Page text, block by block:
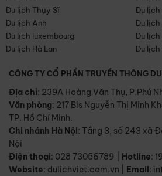
Du lịch Thụy Sĩ
Du lịch
Du lịch Anh
Du
Du lịch luxembourg
Du lịch
Du lịch Hà Lan
Du lịch
CÔNG TY CỔ PHẦN TRUYỀN THÔNG
Địa chỉ: 239A Hoàng Văn Thụ, P.Phú
Văn phòng: 217 Bis Nguyễn Thị Minh
TP. Hồ Chí Minh.
Chi nhánh Hà Nội: Tầng 3, số 243 xã
Nội
Điện thoại: 028 73056789 Hotline:
Website: dulichviet.com.vn Email: